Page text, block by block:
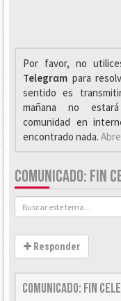
Por favor, no
Telegrαm para
sentido es
mañana no
comunidad en
encontrado nada.
COMUNICADO: FIN
Responder
Comunicado: Fin